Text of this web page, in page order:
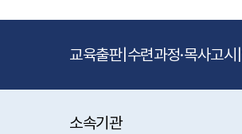
교육출판| 수련과정·목사고시
소속기관